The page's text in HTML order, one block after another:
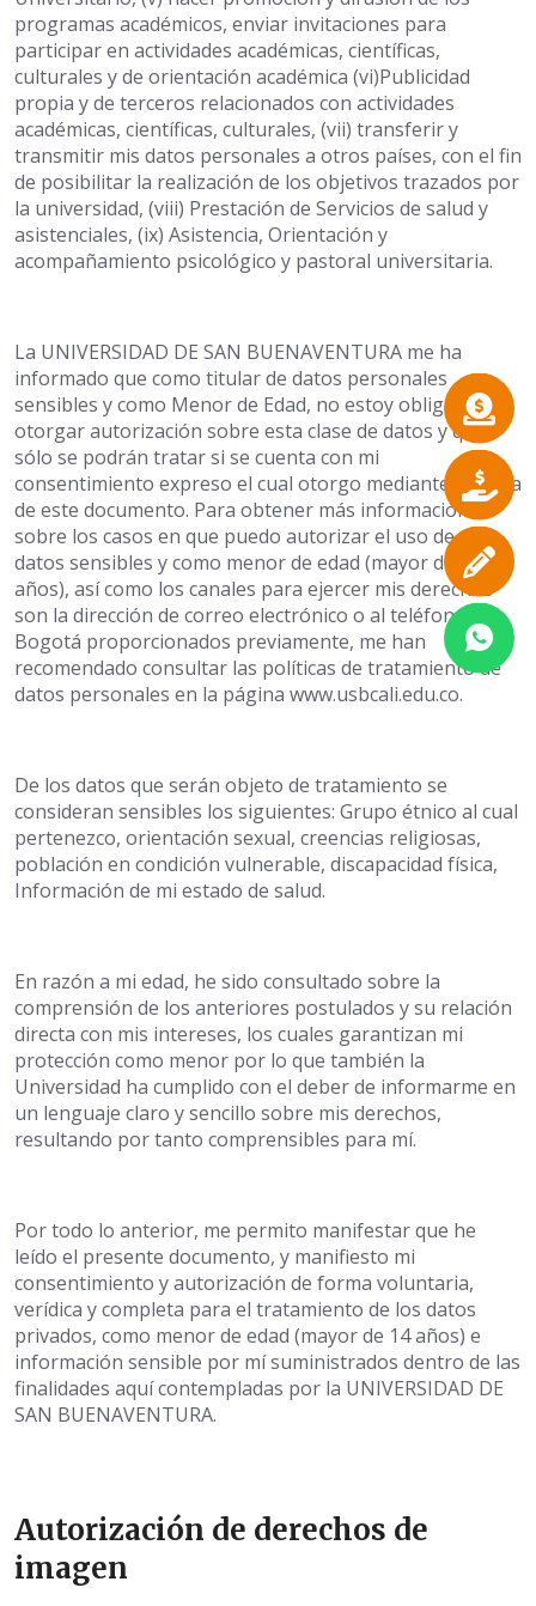
programas académicos, enviar invitaciones para
participar en actividades académicas, científicas,
culturales y de orientación académica (vi)Publicidad
propia y de terceros relacionados con actividades
académicas, científicas, culturales, (vii) transferir y
transmitir mis datos personales a otros países, con el fin
de posibilitar la realización de los objetivos trazados por
la universidad, (viii) Prestación de Servicios de salud y
asistenciales, (ix) Asistencia, Orientación y
acompañamiento psicológico y pastoral universitaria.
La UNIVERSIDAD DE SAN BUENAVENTURA me ha
informado que como titular de datos personales
sensibles y como Menor de Edad, no estoy obligado a
otorgar autorización sobre esta clase de datos y que
sólo se podrán tratar si se cuenta con mi
consentimiento expreso el cual otorgo mediante la firma
de este documento. Para obtener más información
sobre los casos en que puedo autorizar el uso de mis
datos sensibles y como menor de edad (mayor de 14
años), así como los canales para ejercer mis derechos
son la dirección de correo electrónico o al teléfono en
Bogotá proporcionados previamente, me han
recomendado consultar las políticas de tratamiento de
datos personales en la página www.usbcali.edu.co.
De los datos que serán objeto de tratamiento se
consideran sensibles los siguientes: Grupo étnico al cual
pertenezco, orientación sexual, creencias religiosas,
población en condición vulnerable, discapacidad física,
Información de mi estado de salud.
En razón a mi edad, he sido consultado sobre la
comprensión de los anteriores postulados y su relación
directa con mis intereses, los cuales garantizan mi
protección como menor por lo que también la
Universidad ha cumplido con el deber de informarme en
un lenguaje claro y sencillo sobre mis derechos,
resultando por tanto comprensibles para mí.
Por todo lo anterior, me permito manifestar que he
leído el presente documento, y manifiesto mi
consentimiento y autorización de forma voluntaria,
verídica y completa para el tratamiento de los datos
privados, como menor de edad (mayor de 14 años) e
información sensible por mí suministrados dentro de las
finalidades aquí contempladas por la UNIVERSIDAD DE
SAN BUENAVENTURA.
Autorización de derechos de
imagen